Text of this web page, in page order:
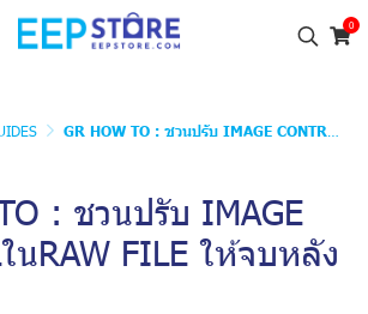
0
GR HOW TO : ชวนปรับ IMAGE CONTROLในRAW FILE ให้จบหลังกล้อง
: ชวนปรับ IMAGE
นRAW FILE ให้จบหลัง